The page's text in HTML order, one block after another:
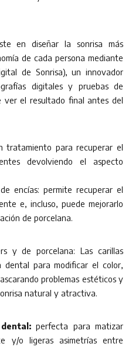
en diseñar la sonrisa más
de cada persona mediante
de Sonrisa), un innovador
digitales y pruebas de
ver el resultado final antes del
tratamiento para recuperar el
devolviendo el aspecto
encías: permite recuperar el
e, incluso, puede mejorarlo
de porcelana.
y de porcelana: Las carillas
para modificar el color,
problemas estéticos y
natural y atractiva.
perfecta para matizar
y/o ligeras asimetrías entre